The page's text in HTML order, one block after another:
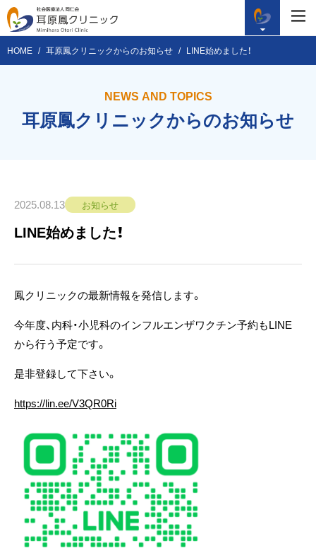
HOME 耳原鳳クリニックからのお知らせ LINE始めました！
NEWS AND TOPICS
耳原鳳クリニックからのお知らせ
2025.08.13 お知らせ
LINE始めました！
鳳クリニックの最新情報を発信します。
今年度、内科・小児科のインフルエンザワクチン予約もLINE
から行う予定です。
是非登録して下さい。
https://lin.ee/V3QR0Ri